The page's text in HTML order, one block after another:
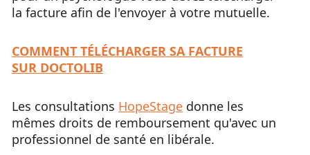
la facture afin de l'envoyer à votre mutuelle.
COMMENT TÉLÉCHARGER SA FACTURE
SUR DOCTOLIB
Les consultations HopeStage donne les
mêmes droits de remboursement qu'avec un
professionnel de santé en libérale.